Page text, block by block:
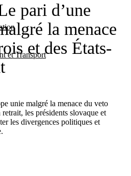
et Transport
pari d’une
la menace
et des États-
unie malgré la menace du veto
les présidents slovaque et
les divergences politiques et